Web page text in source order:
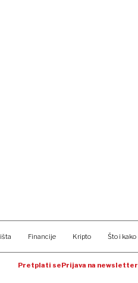
Financije Kripto Što i kako
Pretplati sePrijava na newsletter